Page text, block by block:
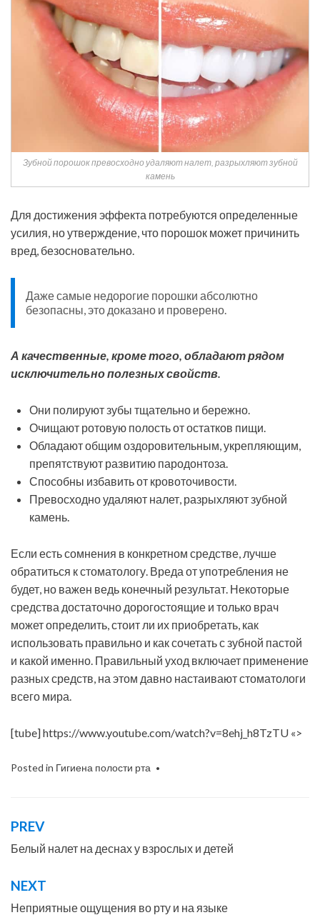
Зубной порошок превосходно удаляют налет, разрыхляют зубной
камень
Для достижения эффекта потребуются определенные
усилия, но утверждение, что порошок может причинить
вред, безосновательно.
Даже самые недорогие порошки абсолютно
безопасны, это доказано и проверено.
А качественные, кроме того, обладают рядом
исключительно полезных свойств.
Они полируют зубы тщательно и бережно.
Очищают ротовую полость от остатков пищи.
Обладают общим оздоровительным, укрепляющим,
препятствуют развитию пародонтоза.
Способны избавить от кровоточивости.
Превосходно удаляют налет, разрыхляют зубной
камень.
Если есть сомнения в конкретном средстве, лучше
обратиться к стоматологу. Вреда от употребления не
будет, но важен ведь конечный результат. Некоторые
средства достаточно дорогостоящие и только врач
может определить, стоит ли их приобретать, как
использовать правильно и как сочетать с зубной пастой
и какой именно. Правильный уход включает применение
разных средств, на этом давно настаивают стоматологи
всего мира.
[tube] https://www.youtube.com/watch?v=8ehj_h8TzTU «>
Posted in Гигиена полости рта
Навигация
по
записям
PREV
Белый налет на деснах у взрослых и детей
NEXT
Неприятные ощущения во рту и на языке